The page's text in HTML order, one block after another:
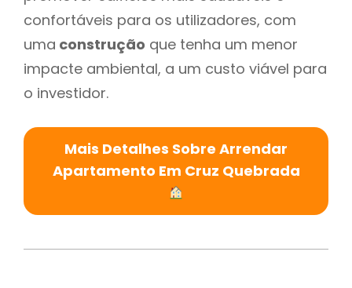
confortáveis para os utilizadores, com
uma construção que tenha um menor
impacte ambiental, a um custo viável para
o investidor.
Mais Detalhes Sobre Arrendar
Apartamento Em Cruz Quebrada